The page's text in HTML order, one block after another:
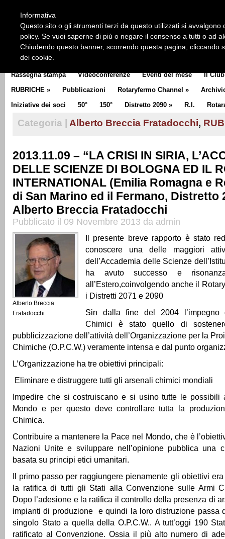
CLUB COMMUNICATOR
Rassegna stampa Videoconferenze Eventi del mese Il Club
RUBRICHE » Pubblicazioni Rotaryfermo Channel »
Iniziative dei soci
50° 150° Distretto 2090 » R.I.
Categoria | Alberto Breccia Fratadocchi,
2013.11.09 – “LA CRISI IN SIRIA,
DELLE SCIENZE DI BOLOGNA ED IL
INTERNATIONAL (Emilia Romagna e
di San Marino ed il Fermano, Distretto
Alberto Breccia Fratadocchi
Pubblicato il 09 Novembre 2013 da admin
Alberto Breccia
Fratadocchi
Il presente breve rapporto è stato
conoscere una delle maggiori
dell’Accademia delle Scienze
ha avuto successo e
all’Estero,coinvolgendo anche il
i Distretti 2071 e 2090
Sin dalla fine del 2004 l’impegno
Chimici è stato quello di
pubblicizzazione dell’attività dell’Organizzazione per la
Chimiche (O.P.C.W.) veramente intensa e dal punto
L’Organizzazione ha tre obiettivi principali:
Eliminare e distruggere tutti gli arsenali chimici mondiali
Impedire che si costruiscano e si usino tutte le possibili
Mondo e per questo deve controllare tutta la
Chimica.
Contribuire a mantenere la Pace nel Mondo, che è
Nazioni Unite e sviluppare nell’opinione pubblica una
basata su principi etici umanitari.
Il primo passo per raggiungere pienamente gli obiettivi
la ratifica di tutti gli Stati alla Convenzione sulle Armi
Dopo l’adesione e la ratifica il controllo della presenza di
impianti di produzione e quindi la loro distruzione passa
singolo Stato a quella della O.P.C.W.. A tutt’oggi 190
ratificato al Convenzione. Ossia il più alto numero di
Informativa
Questo sito o gli strumenti terzi da questo utilizzati si
policy. Se vuoi saperne di più o negare il consenso a tutti o ad
Chiudendo questo banner, scorrendo questa pagina, cliccando
dei cookie.